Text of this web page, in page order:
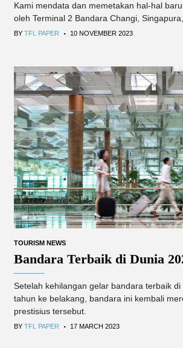
Kami mendata dan memetakan hal-hal
oleh Terminal 2 Bandara Changi,
BY TFL PAPER . 10 NOVEMBER 2023
TOURISM NEWS
Bandara Terbaik di Dunia
Setelah kehilangan gelar bandara terbaik
tahun ke belakang, bandara ini kembali
prestisius tersebut.
BY TFL PAPER . 17 MARCH 2023